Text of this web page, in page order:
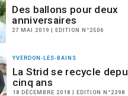
Des ballons pour deux
anniversaires
27 MAI 2019 | EDITION N°2506
YVERDON-LES-BAINS
La Strid se recycle
cinq ans
18 DÉCEMBRE 2018 | EDITION N°2398